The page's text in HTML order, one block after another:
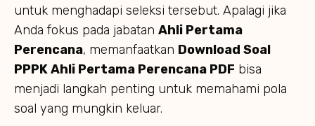
untuk menghadapi seleksi tersebut. Apalagi jika
Anda fokus pada jabatan Ahli Pertama
Perencana, memanfaatkan Download Soal
PPPK Ahli Pertama Perencana PDF bisa
menjadi langkah penting untuk memahami pola
soal yang mungkin keluar.